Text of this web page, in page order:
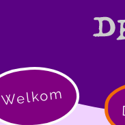
Welkom